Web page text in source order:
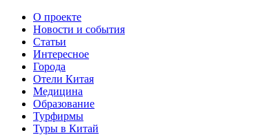
О проекте
Новости и события
Статьи
Интересное
Города
Отели Китая
Медицина
Образование
Турфирмы
Туры в Китай